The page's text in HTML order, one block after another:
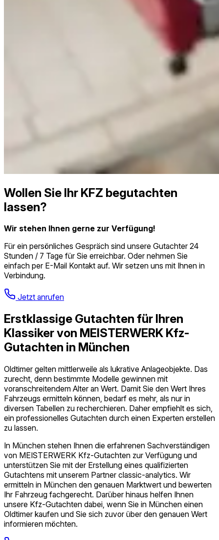
Wollen Sie Ihr KFZ begutachten
lassen?
Wir stehen Ihnen gerne zur Verfügung!
Für ein persönliches Gespräch sind unsere Gutachter 24
Stunden / 7 Tage für Sie erreichbar. Oder nehmen Sie
einfach per E-Mail Kontakt auf. Wir setzen uns mit Ihnen in
Verbindung.
Jetzt anrufen
Erstklassige Gutachten für Ihren
Klassiker von MEISTERWERK Kfz-
Gutachten in München
Oldtimer gelten mittlerweile als lukrative Anlageobjekte. Das
zurecht, denn bestimmte Modelle gewinnen mit
voranschreitendem Alter an Wert. Damit Sie den Wert Ihres
Fahrzeugs ermitteln können, bedarf es mehr, als nur in
diversen Tabellen zu recherchieren. Daher empfiehlt es sich,
ein professionelles Gutachten durch einen Experten erstellen
zu lassen.
In München stehen Ihnen die erfahrenen Sach­verständigen
von MEISTERWERK Kfz-Gutachten zur Verfügung und
unterstützen Sie mit der Erstellung eines qualifizierten
Gutachtens mit unserem Partner classic-analytics. Wir
ermitteln in München den genauen Marktwert und bewerten
Ihr Fahrzeug fachgerecht. Darüber hinaus helfen Ihnen
unsere Kfz-Gutachten dabei, wenn Sie in München einen
Oldtimer kaufen und Sie sich zuvor über den genauen Wert
informieren möchten.